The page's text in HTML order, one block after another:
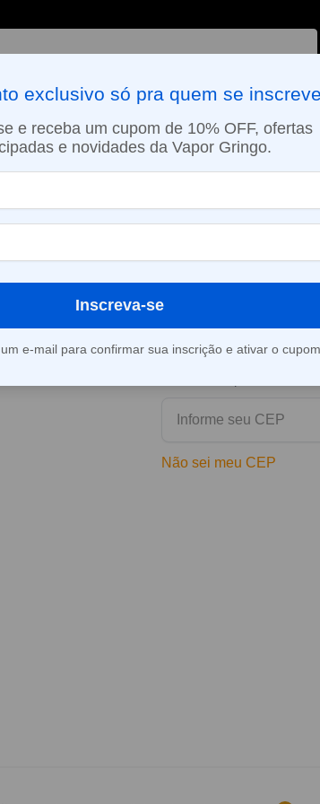
DE ERVAS E-LIQUÍDOS NICOTINA ORAL
PAULO (SEG A SEX): PEDIDOS APROVADOS ATÉ
Líquido PB &
Salt – Banana
Este produto está fora
Consultar prazo e valor
Não sei meu CEP
exclusivo só pra quem se
e receba um cupom de 10% OFF, ofertas
e novidades da Vapor Gringo.
Inscreva-se
e-mail para confirmar sua inscrição e ativar o